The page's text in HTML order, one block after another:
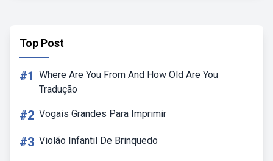
Top Post
#1 Where Are You From And How Old Are You
Tradução
#2 Vogais Grandes Para Imprimir
#3 Violão Infantil De Brinquedo